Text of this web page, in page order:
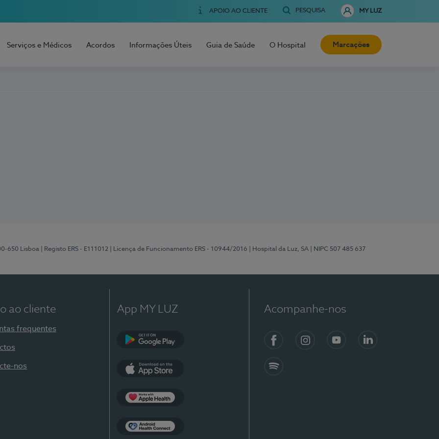
APOIO AO CLIENTE PESQUISA MY LUZ
Serviços e Médicos Acordos Informações Úteis Guia de Saúde O Hospital Marcações
650 Lisboa | Registo ERS - E111012 | Licença de Funcionamento ERS - 10944/2016 | Hospital da Luz, SA | NIPC 507 485 637
ao cliente
frequentes
nos
App MY LUZ Acompanhe-nos